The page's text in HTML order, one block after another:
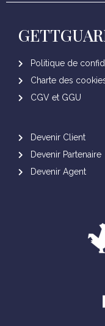
Politique de
Charte des
CGV et GGU
Devenir Client
Devenir Partenaire
Devenir Agent